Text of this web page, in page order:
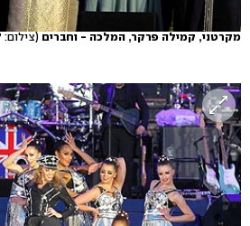
מקרטני, קמילה פרקר, המלכה - וחברים (צילום: AP)